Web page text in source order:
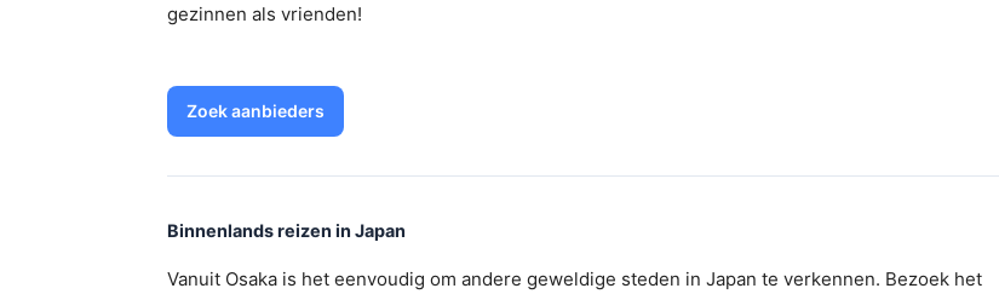
gezinnen als vrienden!
Zoek aanbieders
Binnenlands reizen in Japan
Vanuit Osaka is het eenvoudig om andere geweldige steden in Japan te verkennen. Bezoek het